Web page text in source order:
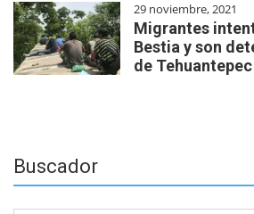
29 noviembre, 2021
Migrantes
Bestia y son
de Tehuantepec
Buscador